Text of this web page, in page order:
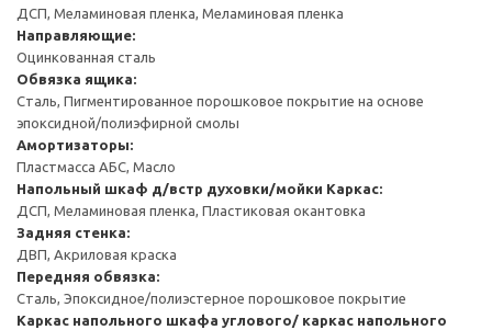
ДСП, Меламиновая пленка, Меламиновая пленка
Направляющие:
Оцинкованная сталь
Обвязка ящика:
Сталь, Пигментированное порошковое покрытие на основе
эпоксидной/полиэфирной смолы
Амортизаторы:
Пластмасса АБС, Масло
Напольный шкаф д/встр духовки/мойки Каркас:
ДСП, Меламиновая пленка, Пластиковая окантовка
Задняя стенка:
ДВП, Акриловая краска
Передняя обвязка:
Сталь, Эпоксидное/полиэстерное порошковое покрытие
Каркас напольного шкафа углового/ каркас напольного